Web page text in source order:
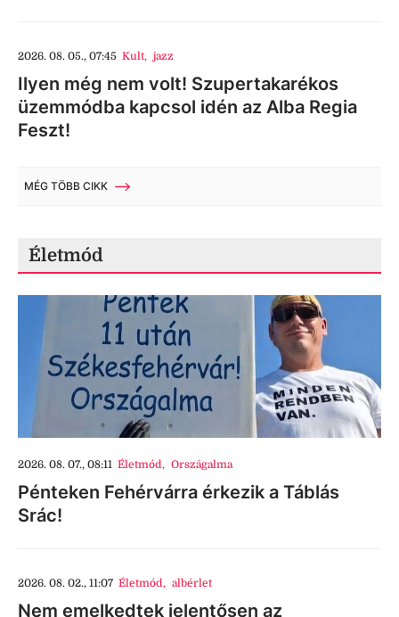
2026. 08. 05., 07:45 Kult, jazz
Ilyen még nem volt! Szupertakarékos
üzemmódba kapcsol idén az Alba Regia
Feszt!
MÉG TÖBB CIKK
Életmód
2026. 08. 07., 08:11 Életmód, Országalma
Pénteken Fehérvárra érkezik a Táblás
Srác!
2026. 08. 02., 11:07 Életmód, albérlet
Nem emelkedtek jelentősen az